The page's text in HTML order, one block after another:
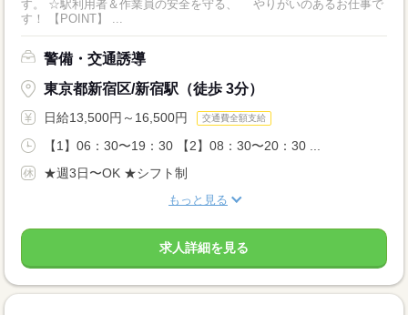
す。 ☆駅利用者＆作業員の安全を守る、 やりがいのあるお仕事で
す！ 【POINT】 ...
警備・交通誘導
東京都新宿区/新宿駅（徒歩 3分）
日給13,500円～16,500円 交通費全額支給
【1】06：30〜19：30 【2】08：30〜20：30 ...
★週3日〜OK ★シフト制
もっと見る
求人詳細を見る